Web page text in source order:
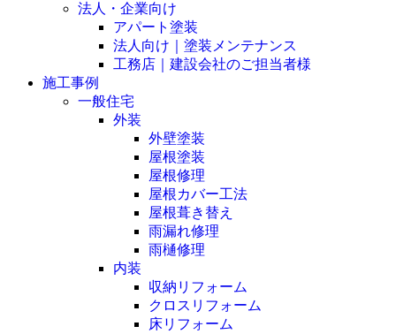
法人・企業向け
アパート塗装
法人向け｜塗装メンテナンス
工務店｜建設会社のご担当者様
施工事例
一般住宅
外装
外壁塗装
屋根塗装
屋根修理
屋根カバー工法
屋根葺き替え
雨漏れ修理
雨樋修理
内装
収納リフォーム
クロスリフォーム
床リフォーム